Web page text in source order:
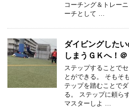
コーチング＆トレー
ーチとして …
ダイビングした
しまうＧＫへ！
ステップすることで
とができる。 そもそ
テップを踏むことで
る。 ステップに頼ら
マスターしよ …